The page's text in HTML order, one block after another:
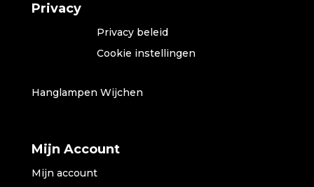
Privacy
Privacy beleid
Cookie instellingen
Hanglampen Wijchen
Mijn Account
Mijn account